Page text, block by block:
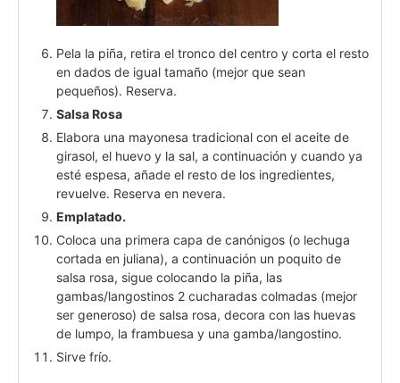
Pela la piña, retira el tronco del centro y corta el resto
en dados de igual tamaño (mejor que sean
pequeños). Reserva.
Salsa Rosa
Elabora una mayonesa tradicional con el aceite de
girasol, el huevo y la sal, a continuación y cuando ya
esté espesa, añade el resto de los ingredientes,
revuelve. Reserva en nevera.
Emplatado.
Coloca una primera capa de canónigos (o lechuga
cortada en juliana), a continuación un poquito de
salsa rosa, sigue colocando la piña, las
gambas/langostinos 2 cucharadas colmadas (mejor
ser generoso) de salsa rosa, decora con las huevas
de lumpo, la frambuesa y una gamba/langostino.
Sirve frío.